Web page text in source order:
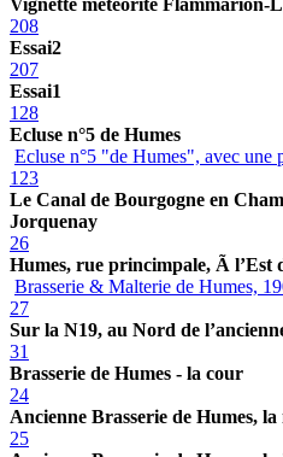
208
Essai2
207
Essai1
128
Ecluse n°5 de Humes
Ecluse n°5 "de Humes", avec une
123
Le Canal de Bourgogne en
Jorquenay
26
Humes, rue princimpale, Ã l’Est
Brasserie & Malterie de Humes,
27
Sur la N19, au Nord de
31
Brasserie de Humes - la cour
24
Ancienne Brasserie de Humes,
25